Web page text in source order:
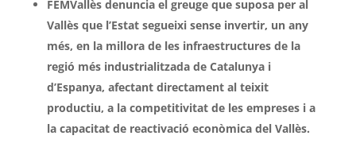
FEMVallès denuncia el greuge que suposa per al
Vallès que l’Estat segueixi sense invertir, un any
més, en la millora de les infraestructures de la
regió més industrialitzada de Catalunya i
d’Espanya, afectant directament al teixit
productiu, a la competitivitat de les empreses i a
la capacitat de reactivació econòmica del Vallès.